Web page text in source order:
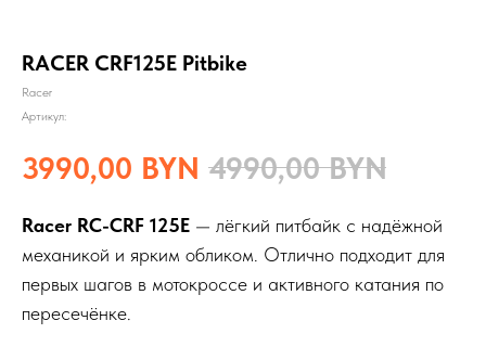
RACER CRF125E Pitbike
Racer
Артикул:
3990,00 BYN 4990,00 BYN
Racer RC-CRF 125E — лёгкий питбайк с надёжной
механикой и ярким обликом. Отлично подходит для
первых шагов в мотокроссе и активного катания по
пересечёнке.